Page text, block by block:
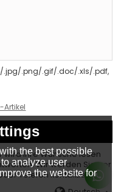
.jpg/.png/.gif/.doc/.xls/.pdf,
Artikel
Ihre Wünsche lesen
Wir werden Sie per
Telefon kontaktieren.
the best possible
analyze user
the website for